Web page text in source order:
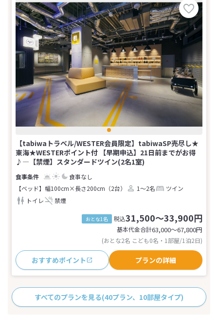
【tabiwaトラベル/WESTER会員限定】tabiwaSP売尽し★
東海★WESTERポイント付 【早期申込】21日前までがお得
♪―【禁煙】スタンダードツイン(2名1室)
食事なし
【ベッド】幅100cm×長さ200cm（2台）
1～2名
ツイン
トイレ
禁煙
おとな1名 税込31,500～33,900円
基本代金合計63,000〜67,800円
(おとな2名 こども0名・1部屋/1泊2日)
おすすめポイント プランの詳細
すべてのプランを見る(40プラン、10部屋タイプ)